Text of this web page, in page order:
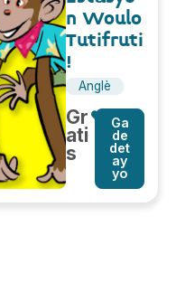
n Woulo
Tutifruti
!
Anglè
Gr
ati
s
Ga
de
det
ay
yo